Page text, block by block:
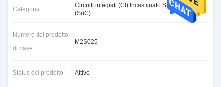
Categoria:
Circuiti integrati (CI) Incastonato Sistema sul chip
(SoC)
Numero del prodotto
di base:
M2S025
Status del prodotto: Attivo